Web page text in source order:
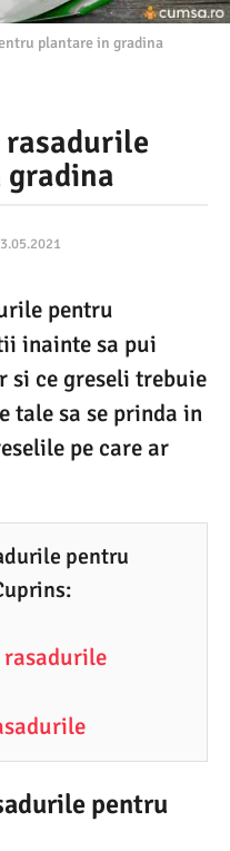
plantare in gradina
rasadurile
0
.
2
0
2
pentru
inainte sa pui
si ce greseli trebuie
tale sa se prinda in
pe care ar
pentru
rasadurile
pentru